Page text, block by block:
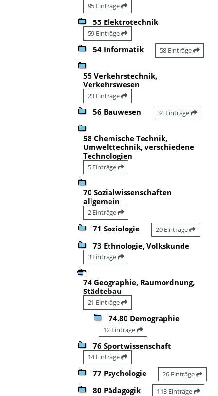
95 Einträge
53 Elektrotechnik
59 Einträge
54 Informatik 58 Einträge
55 Verkehrstechnik,
Verkehrswesen
23 Einträge
56 Bauwesen 34 Einträge
58 Chemische Technik,
Umwelttechnik, verschiedene
Technologien
5 Einträge
70 Sozialwissenschaften
allgemein
2 Einträge
71 Soziologie 20 Einträge
73 Ethnologie, Volkskunde
3 Einträge
74 Geographie, Raumordnung,
Städtebau
21 Einträge
74.80 Demographie
12 Einträge
76 Sportwissenschaft
14 Einträge
77 Psychologie 26 Einträge
80 Pädagogik 113 Einträge